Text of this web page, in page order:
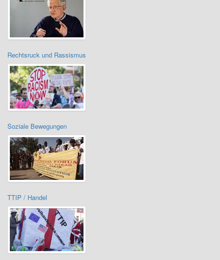
Rechtsruck und Rassismus
Soziale Bewegungen
TTIP / Handel